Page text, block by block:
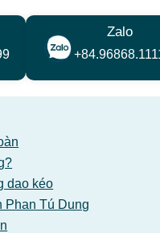
Zalo
dao kéo
Phan Tú Dung